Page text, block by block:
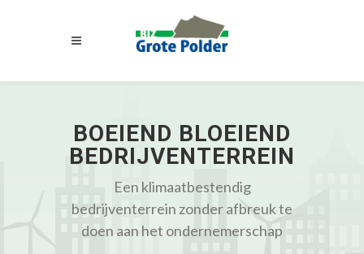
BOEIEND BLOEIEND
BEDRIJVENTERREIN
Een klimaatbestendig
bedrijventerrein zonder afbreuk te
doen aan het ondernemerschap